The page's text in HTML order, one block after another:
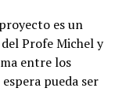
es un
Profe Michel y
entre los
pueda ser